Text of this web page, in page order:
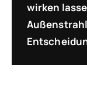
wirken